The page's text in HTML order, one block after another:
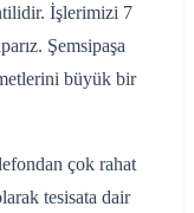
İşlerimizi 7
Şemsipaşa
büyük bir
çok rahat
tesisata dair